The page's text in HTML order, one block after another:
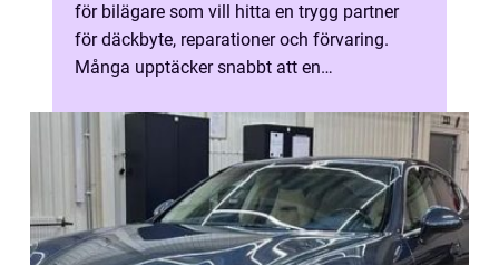
för bilägare som vill hitta en trygg partner
för däckbyte, reparationer och förvaring.
Många upptäcker snabbt att en